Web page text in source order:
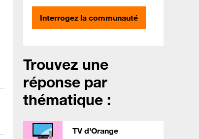
Interrogez la communauté
Trouvez une
réponse par
thématique :
TV d'Orange